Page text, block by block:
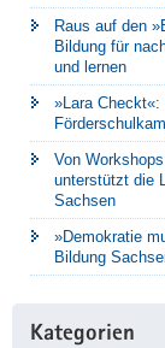
Raus auf den
Bildung für
und lernen
»Lara
Von
unterstützt die
Sachsen
»Demokratie
Bildung
Kategorien